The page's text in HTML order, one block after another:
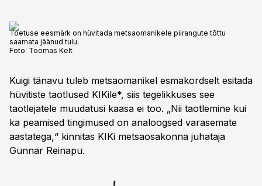
Toetuse eesmärk on hüvitada metsaomanikele piirangute tõttu
saamata jäänud tulu.
Foto: Toomas Kelt
Kuigi tänavu tuleb metsaomanikel esmakordselt esitada
hüvitiste taotlused KIKile*, siis tegelikkuses see
taotlejatele muudatusi kaasa ei too. „Nii taotlemine kui
ka peamised tingimused on analoogsed varasemate
aastatega,“ kinnitas KIKi metsaosakonna juhataja
Gunnar Reinapu.